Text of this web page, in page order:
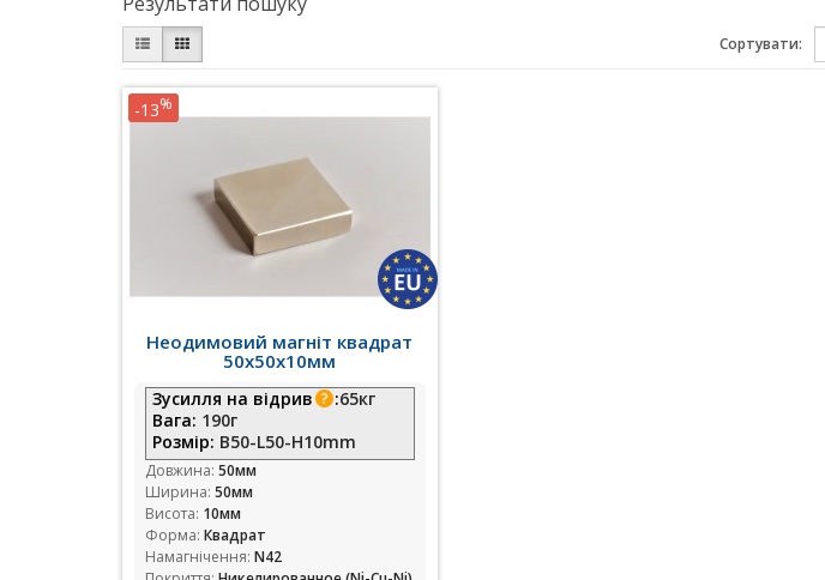
Сортувати:
Неодимовий магніт квадрат
50х50х10мм
Зусилля на відрив :65кг
Вага: 190г
Розмір: B50-L50-H10mm
Довжина: 50мм
Ширина: 50мм
Висота: 10мм
Форма: Квадрат
Намагнічення: N42
-13%